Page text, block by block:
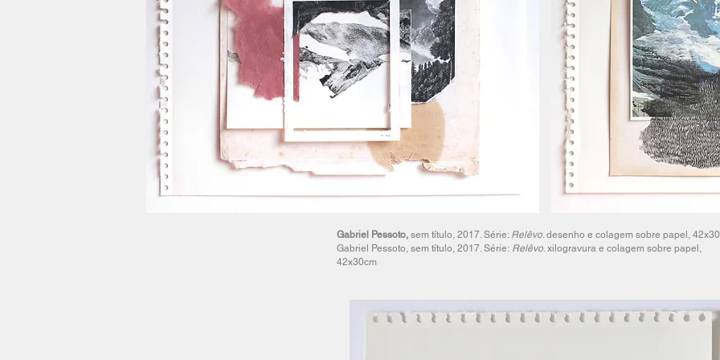
Gabriel Pessoto, sem título, 2017. Série: Relêvo. desenho e colagem sobre papel,
Gabriel Pessoto, sem título, 2017. Série: Relêvo. xilogravura e colagem sobre papel,
42x30cm